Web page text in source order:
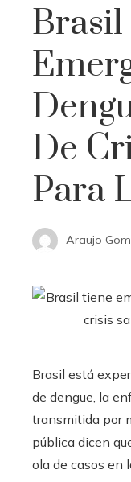
De
Para
Araujo
Brasil está
de dengue, la
transmitida por
pública dicen
ola de casos en